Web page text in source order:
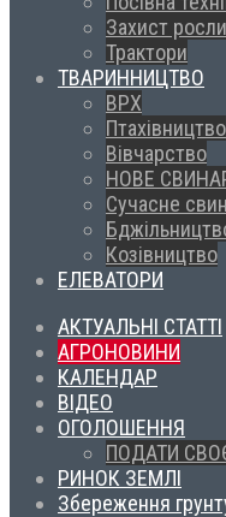
Захист
Трактори
ТВАРИННИЦТВО
ВРХ
Птахівництво
Вівчарство
НОВЕ
Сучасне
Козівництво
ЕЛЕВАТОРИ
АКТУАЛЬНІ СТАТТІ
АГРОНОВИНИ
КАЛЕНДАР
ВІДЕО
ОГОЛОШЕННЯ
ПОДАТИ
РИНОК ЗЕМЛІ
Збереження